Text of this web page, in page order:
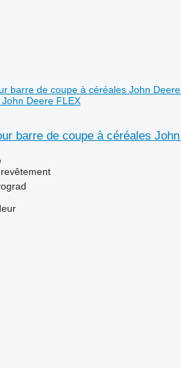
Deere FLEX
barre de coupe à céréales